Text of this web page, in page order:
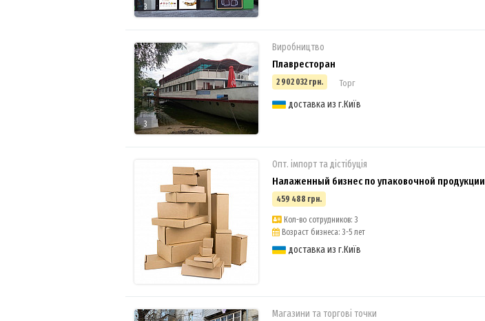
3
3
Виробництво
Плавресторан
2 902 032 грн. Торг
доставка из г.Київ
Опт. імпорт та дістібуція
Налаженный бизнес по упаковочной продукции
459 488 грн.
Кол-во сотрудников: 3
Возраст бизнеса: 3-5 лет
доставка из г.Київ
Магазини та торгові точки